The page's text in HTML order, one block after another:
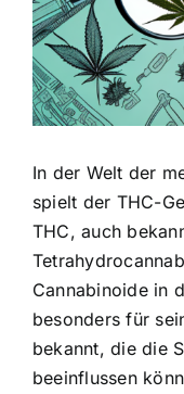
In der Welt der
spielt der THC-
THC, auch
Cannabinoide in
besonders für
bekannt, die die
beeinflussen